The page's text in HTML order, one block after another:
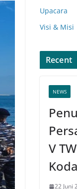
Upacara
Visi & Misi
Recent
NEWS
V
22 Juni